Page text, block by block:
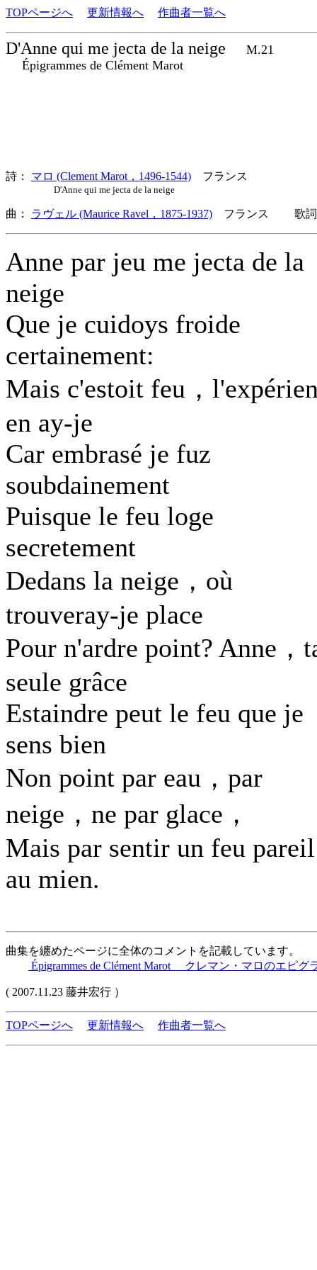
TOPページへ 更新情報へ 作曲者一覧へ
D'Anne qui me jecta de la neige
M.21
Épigrammes de Clément Marot
詩： マロ (Clement Marot，1496-1544) フランス
D'Anne qui me jecta de la neige
曲： ラヴェル (Maurice Ravel，1875-1937) フランス 歌詞
Anne par jeu me jecta de la
neige
Que je cuidoys froide
certainement:
Mais c'estoit feu，
en ay-je
Car embrasé je fuz
soubdainement
Puisque le feu loge
secretement
Dedans la neige，où
trouveray-je place
Pour n'ardre point? Anne，
seule grâce
Estaindre peut le feu que je
sens bien
Non point par eau，par
neige，ne par glace，
Mais par sentir un feu pareil
au mien.
曲集を纏めたページに全体のコメントを記載しています。
Épigrammes de Clément Marot クレマン・マロのエピグ
( 2007.11.23 藤井宏行 ）
TOPページへ 更新情報へ 作曲者一覧へ